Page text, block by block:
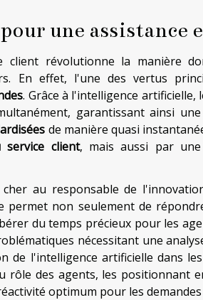
une assistance
client révolutionne la manière
En effet, l'une des vertus
. Grâce à l'intelligence
garantissant ainsi
de manière quasi
service client, mais aussi par
au responsable de
permet non seulement de
du temps précieux pour les
nécessitant une
de l'intelligence artificielle dans
rôle des agents, les positionnant
optimum pour les